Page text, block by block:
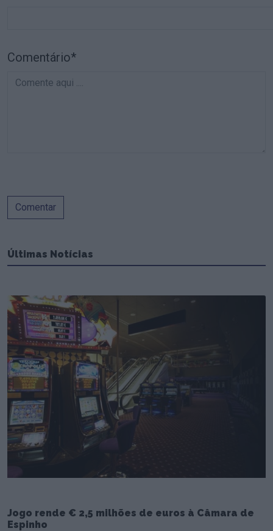
Comentário*
Comentar
Últimas Notícias
Jogo rende € 2,5 milhões de euros à Câmara de
Espinho